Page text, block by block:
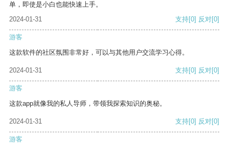
单，即使是小白也能快速上手。
2024-01-31
支持[0] 反对[0]
游客
这款软件的社区氛围非常好，可以与其他用户交流学习心得。
2024-01-31 支持[0] 反对[0]
游客
这款app就像我的私人导师，带领我探索知识的奥秘。
2024-01-31 支持[0] 反对[0]
游客